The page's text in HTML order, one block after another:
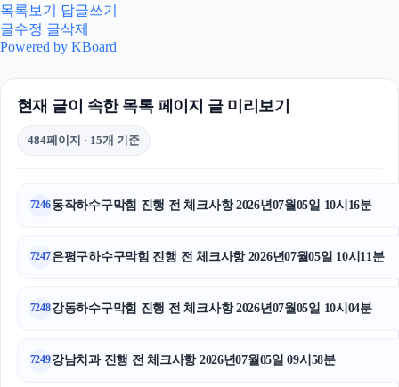
구리하수구막힘
소액결제현금화
톰티켓
목록보기
답글쓰기
글수정 글삭제
Powered by KBoard
현재 글이 속한 목록 페이지 글 미리보기
484페이지 · 15개 기준
7246동작하수구막힘 진행 전 체크사항 2026년07월05일 10시16분
7247은평구하수구막힘 진행 전 체크사항 2026년07월05일 10시11분
7248강동하수구막힘 진행 전 체크사항 2026년07월05일 10시04분
7249강남치과 진행 전 체크사항 2026년07월05일 09시58분